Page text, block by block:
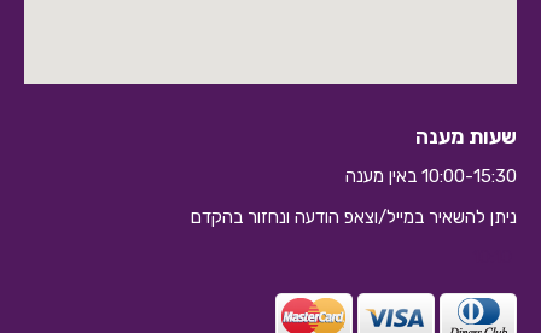
שעות מענה
10:00-15:30 באין מענה
ניתן להשאיר במייל/וצאפ הודעה ונחזור בהקדם